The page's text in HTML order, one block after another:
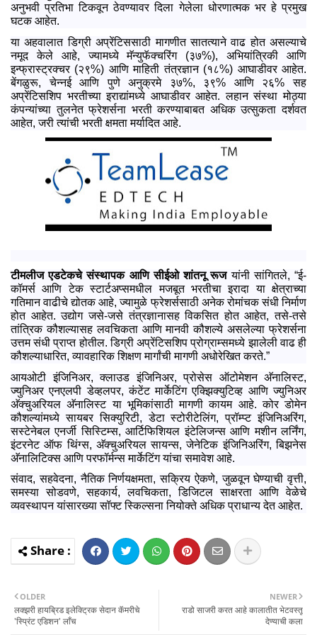
अनुभवी प्रतिभा टिकवून ठेवण्यावर दिला गेलेला धोरणात्मक भर हे प्रमुख
घटक आहेत.
या अहवालात डिग्री अप्रेंटिससाठी मागणीत सातत्याने वाढ होत असल्याचे
नमूद केले आहे, ज्यामध्ये मॅन्युफॅक्चरिंग (३७%), अभियांत्रिकी आणि
इन्फ्रास्ट्रक्चर (२९%) आणि माहिती तंत्रज्ञान (१८%) आघाडीवर आहेत.
बेंगळुरू, चेन्नई आणि पुणे अनुक्रमे ३७%, ३९% आणि २६% सह
अप्रेंटिसशिप भरतीच्या इराद्यांमध्ये आघाडीवर आहेत. लहान संस्था मोठ्या
कंपन्यांच्या तुलनेत फ्रेशर्सना भरती करण्याबाबत अधिक उत्सुकता दर्शवत
आहेत, जरी त्यांची भरती क्षमता मर्यादित आहे.
टीमलीज एडटेकचे संस्थापक आणि सीईओ शांतनू रूजयांनी सांगितले, “ई-
कॉमर्स आणि टेक स्टार्टअप्समधील मजबूत भरतीचा इरादा या क्षेत्राच्या
गतिमान वाढीचे द्योतक आहे, ज्यामुळे फ्रेशर्ससाठी अनेक रोमांचक संधी निर्माण
होत आहेत. उद्योग जसे-जसे तंत्रज्ञानासह विकसित होत आहेत, तसे-तसे
तांत्रिक कौशल्यासह लवचिकता आणि मानवी कौशल्ये असलेल्या फ्रेशर्सना
उत्तम संधी प्राप्त होतील. डिग्री अप्रेंटिसशिप प्रोग्राम्समध्ये झालेली वाढ ही
कौशल्याधारित, व्यावहारिक शिक्षण मार्गांची मागणी अधोरेखित करते.”
आयओटी इंजिनिअर, क्लाउड इंजिनिअर, प्रोसेस ऑटोमेशन अ‍ॅनालिस्ट,
ज्युनिअर एनएलपी डेव्हलपर, कंटेंट मार्केटिंग एक्झिक्युटिव्ह आणि ज्युनिअर
अ‍ॅक्चुअरियल अ‍ॅनालिस्ट या भूमिकांसाठी मागणी कायम आहे. कोर डोमेन
कौशल्यांमध्ये सायबर सिक्युरिटी, डेटा स्टोरीटेलिंग, प्रॉम्प्ट इंजिनिअरिंग,
सस्टेनेबल एनर्जी सिस्टिम्स, आर्टिफिशियल इंटेलिजन्स आणि मशीन लर्निंग,
इंटरनेट ऑफ थिंग्स, अ‍ॅक्चुअरियल सायन्स, जेनेटिक इंजिनिअरिंग, बिझनेस
अ‍ॅनालिटिक्स आणि परफॉर्मन्स मार्केटिंग यांचा समावेश आहे.
संवाद, सहवेदना, नैतिक निर्णयक्षमता, सक्रिय ऐकणे, जुळवून घेण्याची वृत्ती,
समस्या सोडवणे, सहकार्य, लवचिकता, डिजिटल साक्षरता आणि वेळेचे
व्यवस्थापन यांसारख्या सॉफ्ट स्किल्सना नियोक्ते अधिक प्राधान्य देत आहेत.
NEWER
राडो साजरी करत आहे कालातीत भेटवस्तू
देण्याची कला
OLDER
लक्‍झरी हायब्रिड इलेक्ट्रिक सेदान कॅमरीचे
'स्प्रिंट एडिशन' लाँच